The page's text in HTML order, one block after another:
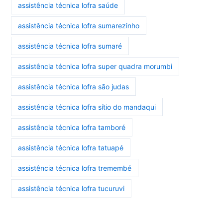
assistência técnica lofra saúde
assistência técnica lofra sumarezinho
assistência técnica lofra sumaré
assistência técnica lofra super quadra morumbi
assistência técnica lofra são judas
assistência técnica lofra sítio do mandaqui
assistência técnica lofra tamboré
assistência técnica lofra tatuapé
assistência técnica lofra tremembé
assistência técnica lofra tucuruvi